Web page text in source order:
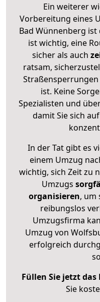
Ein weiterer
Vorbereitung eines
Bad Wünnenberg ist
ist wichtig, eine
sicher als auch
ratsam,
ist. Keine
Spezialisten und
damit Sie sich
In der Tat gibt es
einem Umzug
wichtig, sich Zeit zu
Umzugs
organisieren, um
reibungslos
Umzugsfirma
Umzug von
erfolgreich
Füllen Sie jetzt
Sie